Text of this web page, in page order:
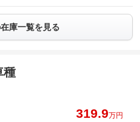
庫一覧を見る
種
319.9万円